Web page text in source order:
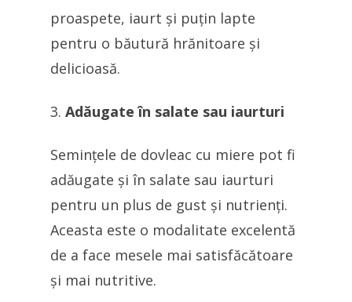
proaspete, iaurt și puțin lapte
pentru o băutură hrănitoare și
delicioasă.
Adăugate în salate sau iaurturi
Semințele de dovleac cu miere pot fi
adăugate și în salate sau iaurturi
pentru un plus de gust și nutrienți.
Aceasta este o modalitate excelentă
de a face mesele mai satisfăcătoare
și mai nutritive.